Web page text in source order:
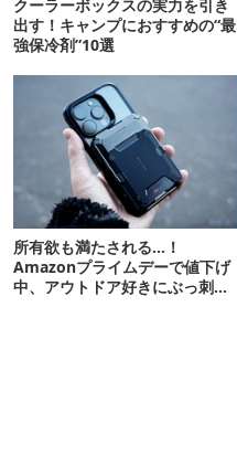
クーラーボックスの実力を引き
出す！キャンプにおすすめの“最
強保冷剤”10選
所有欲も満たされる…！
Amazonプライムデーで値下げ
中、アウトドア好きにぶっ刺さ